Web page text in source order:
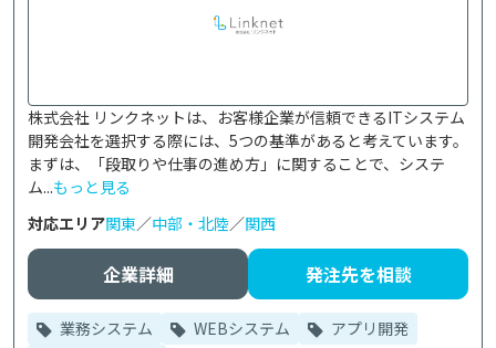
株式会社 リンクネットは、お客様企業が信頼できるITシステム
開発会社を選択する際には、5つの基準があると考えています。
まずは、「段取りや仕事の進め方」に関することで、システ
ム...もっと見る
対応エリア関東／中部・北陸／関西
企業詳細 発注先を相談
業務システム WEBシステム
アプリ開発